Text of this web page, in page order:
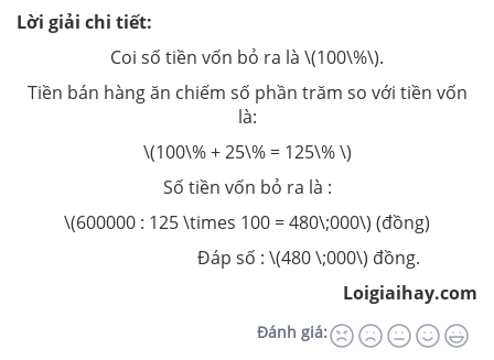
Lời giải chi tiết:
Coi số tiền vốn bỏ ra là \(100\%\).
Tiền bán hàng ăn chiếm số phần trăm so với tiền vốn
là:
\(100\% + 25\% = 125\% \)
Số tiền vốn bỏ ra là :
\(600000 : 125 \times 100 = 480\;000\) (đồng)
Đáp số : \(480 \;000\) đồng.
Loigiaihay.com
Đánh giá: